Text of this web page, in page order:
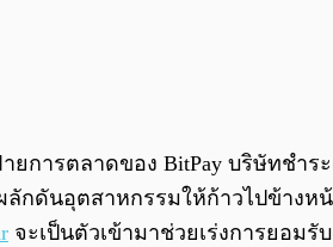
ายการตลาดของ BitPay บริษัทช
ลักดันอุตสาหกรรมให้ก้าวไปข้างห
จะเป็นตัวเข้ามาช่วยเร่งการยอม